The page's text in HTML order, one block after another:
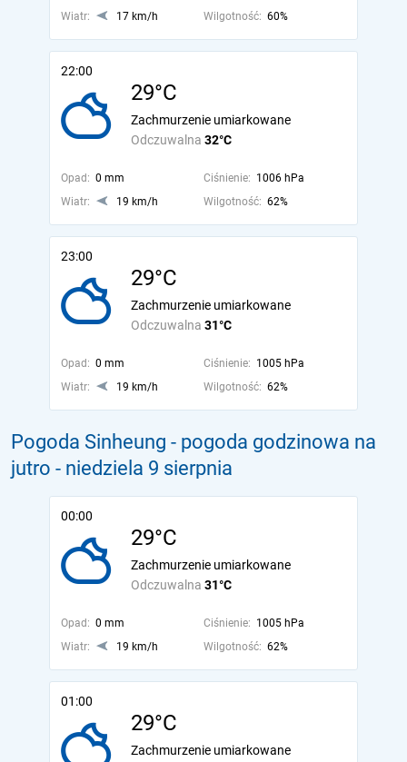
Wiatr:
17 km/h Wilgotność: 60%
22:00
29°C
Odczuwalna 32°C
Zachmurzenie umiarkowane
Opad: 0 mm Ciśnienie: 1006 hPa
Wiatr:
19 km/h Wilgotność: 62%
23:00
29°C
Odczuwalna 31°C
Zachmurzenie umiarkowane
Opad: 0 mm Ciśnienie: 1005 hPa
Wiatr:
19 km/h Wilgotność: 62%
Pogoda Sinheung - pogoda godzinowa na
jutro - niedziela 9 sierpnia
00:00
29°C
Odczuwalna 31°C
Zachmurzenie umiarkowane
Opad: 0 mm Ciśnienie: 1005 hPa
Wiatr:
19 km/h Wilgotność: 62%
01:00
29°C
Zachmurzenie umiarkowane